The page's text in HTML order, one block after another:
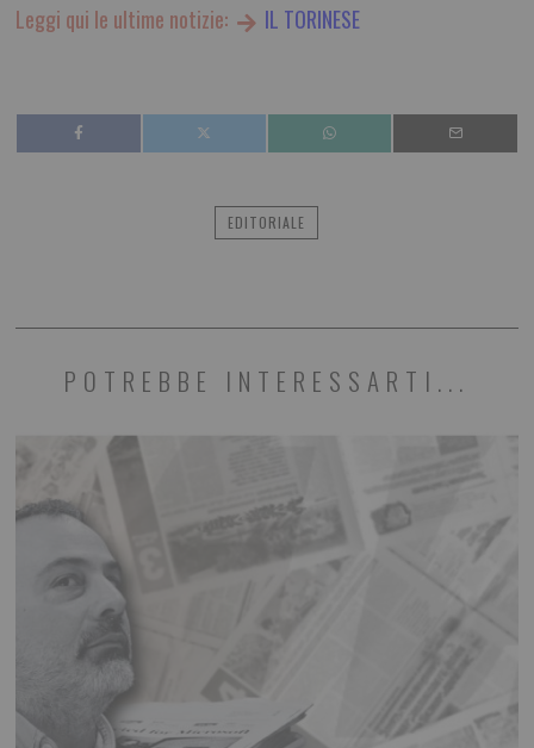
Leggi qui le ultime notizie: IL TORINESE
EDITORIALE
POTREBBE INTERESSARTI...